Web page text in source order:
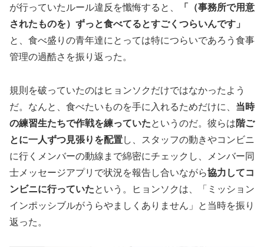
が行っていたルール違反を懺悔すると、
「（事務所で用意
されたものを）ずっと食べてるとすごくつらいんです」
と、食べ盛りの青年達にとっては特につらいであろう食事
管理の過酷さを振り返った。
規則を破っていたのはヒョンソクだけではなかったよう
だ。なんと、食べたいものを手に入れるためだけに、 当時
の練習生たちで作戦を練っていたというのだ。彼らは階ご
とに一人ずつ見張りを配置し、スタッフの動きやコンビニ
に行くメンバーの動線まで綿密にチェックし、メンバー同
士メッセージアプリで状況を報告し合いながら協力してコ
ンビニに行っていたという。ヒョンソクは、「ミッション
インポッシブルがうらやましくありません」と当時を振り
返った。